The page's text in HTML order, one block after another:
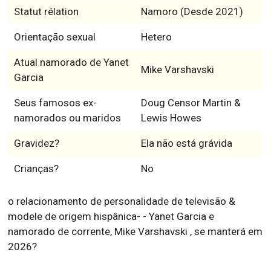
Statut rélation Namoro (Desde 2021)
Orientação sexual Hetero
Atual namorado de Yanet
Garcia
Mike Varshavski
Seus famosos ex-
namorados ou maridos
Doug Censor Martin &
Lewis Howes
Gravidez? Ela não está grávida
Crianças? No
o relacionamento de personalidade de televisão &
modele de origem hispânica- - Yanet Garcia e
namorado de corrente, Mike Varshavski , se manterá em
2026?